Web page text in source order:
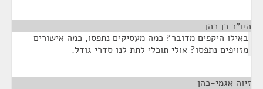
היו"ר רן כהן
באילו היקפים מדובר? כמה מעסיקים נתפסו, כמה אישורים
מזויפים נתפסו? אולי תוכלי לתת לנו סדרי גודל.
זיוה אגמי-כהן